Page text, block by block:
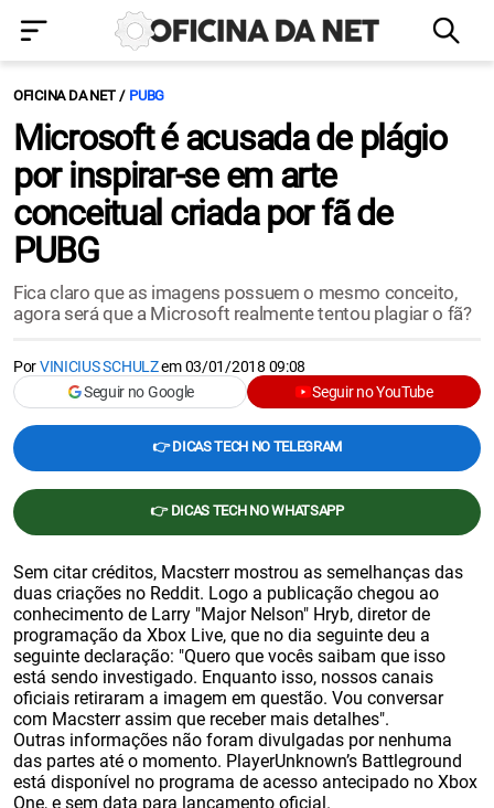
OFICINA DA NET PUBG
Microsoft é acusada de plágio
por inspirar-se em arte
conceitual criada por fã de
PUBG
Fica claro que as imagens possuem o mesmo conceito,
agora será que a Microsoft realmente tentou plagiar o fã?
PorVINICIUS SCHULZem03/01/2018 09:08
Seguir no Google
Seguir no YouTube
👉 DICAS TECH NO TELEGRAM
👉 DICAS TECH NO WHATSAPP
Sem citar créditos, Macsterr mostrou as semelhanças das
duas criações no Reddit. Logo a publicação chegou ao
conhecimento de Larry "Major Nelson" Hryb, diretor de
programação da Xbox Live, que no dia seguinte deu a
seguinte declaração: "Quero que vocês saibam que isso
está sendo investigado. Enquanto isso, nossos canais
oficiais retiraram a imagem em questão. Vou conversar
com Macsterr assim que receber mais detalhes".
Outras informações não foram divulgadas por nenhuma
das partes até o momento. PlayerUnknown’s Battleground
está disponível no programa de acesso antecipado no Xbox
One, e sem data para lançamento oficial.